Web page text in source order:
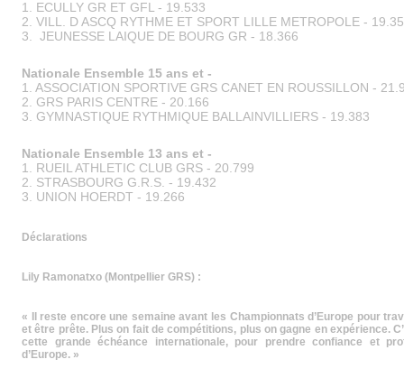
1. ECULLY GR ET GFL - 19.533
2. VILL. D ASCQ RYTHME ET SPORT LILLE METROPOLE -
3. JEUNESSE LAIQUE DE BOURG GR - 18.366
Nationale Ensemble 15 ans et -
1. ASSOCIATION SPORTIVE GRS CANET EN ROUSSILLON -
2. GRS PARIS CENTRE - 20.166
3. GYMNASTIQUE RYTHMIQUE BALLAINVILLIERS - 19.383
Nationale Ensemble 13 ans et -
1. RUEIL ATHLETIC CLUB GRS - 20.799
2. STRASBOURG G.R.S. - 19.432
3. UNION HOERDT - 19.266
Déclarations
Lily Ramonatxo (Montpellier GRS) :
« Il reste encore une semaine avant les Championnats d’Europe pour
et être prête. Plus on fait de compétitions, plus on gagne en expérience.
cette grande échéance internationale, pour prendre confiance et
d’Europe. »